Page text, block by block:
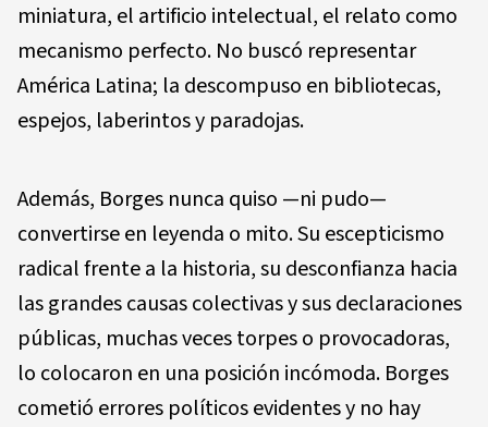
miniatura, el artificio intelectual, el relato como
mecanismo perfecto. No buscó representar
América Latina; la descompuso en bibliotecas,
espejos, laberintos y paradojas.
Además, Borges nunca quiso —ni pudo—
convertirse en leyenda o mito. Su escepticismo
radical frente a la historia, su desconfianza hacia
las grandes causas colectivas y sus declaraciones
públicas, muchas veces torpes o provocadoras,
lo colocaron en una posición incómoda. Borges
cometió errores políticos evidentes y no hay